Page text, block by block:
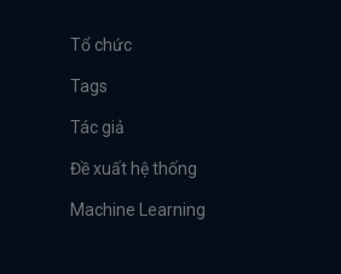
Tổ chức
Tags
Tác giả
Đề xuất hệ thống
Machine Learning